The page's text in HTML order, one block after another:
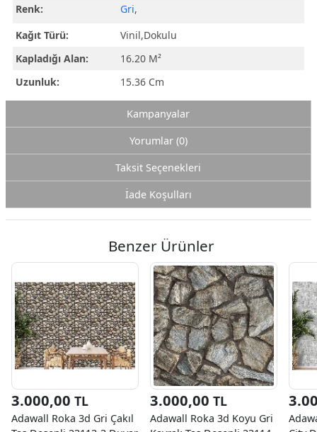
Renk:
Gri,
Kağıt Türü:
Vinil,Dokulu
Kapladığı Alan:
16.20 M²
Uzunluk:
15.36 Cm
Kampanyalar
Yorumlar (0)
Taksit Seçenekleri
İade Koşulları
Benzer Ürünler
3.000,00 TL
Adawall Roka 3d Gri Çakıl
3.000,00 TL
Adawall Roka 3d Koyu Gri